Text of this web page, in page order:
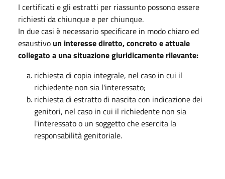
I certificati e gli estratti per riassunto possono essere
richiesti da chiunque e per chiunque.
In due casi è necessario specificare in modo chiaro ed
esaustivo un interesse diretto, concreto e attuale
collegato a una situazione giuridicamente rilevante:
richiesta di copia integrale, nel caso in cui il
richiedente non sia l'interessato;
richiesta di estratto di nascita con indicazione dei
genitori, nel caso in cui il richiedente non sia
l'interessato o un soggetto che esercita la
responsabilità genitoriale.